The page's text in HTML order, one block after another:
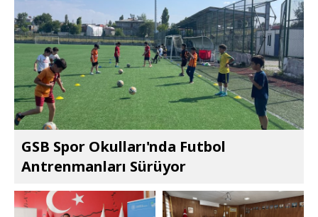
GSB Spor Okulları'nda Futbol
Antrenmanları Sürüyor